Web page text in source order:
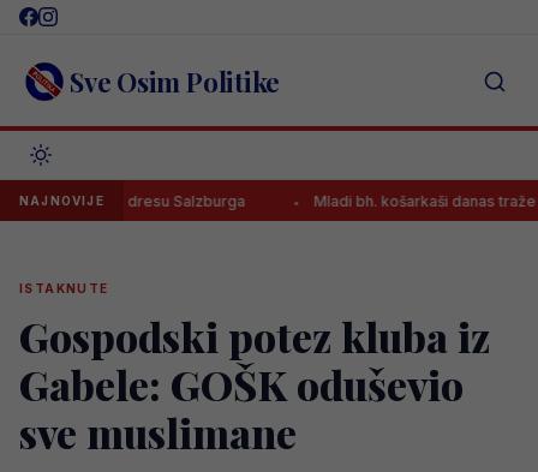
Skip
content Sve Osim Politike
NAJNOVIJE
u dresu Salzburga Mladi bh. košarkaši danas traže novu
ISTAKNUTE
Gospodski potez kluba iz
Gabele: GOŠK oduševio
sve muslimane